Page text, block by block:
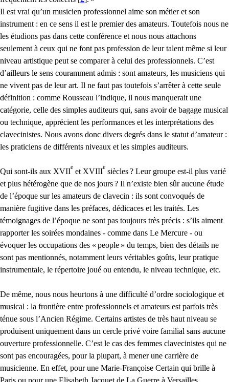
Il est vrai qu’un musicien professionnel aime son métier et son
instrument : en ce sens il est le premier des amateurs. Toutefois nous ne
les étudions pas dans cette conférence et nous nous attachons
seulement à ceux qui ne font pas profession de leur talent même si leur
niveau artistique peut se comparer à celui des professionnels. C’est
d’ailleurs le sens couramment admis : sont amateurs, les musiciens qui
ne vivent pas de leur art. Il ne faut pas toutefois s’arrêter à cette seule
définition : comme Rousseau l’indique, il nous manquerait une
catégorie, celle des simples auditeurs qui, sans avoir de bagage musical
ou technique, apprécient les performances et les interprétations des
clavecinistes. Nous avons donc divers degrés dans le statut d’amateur :
les praticiens de différents niveaux et les simples auditeurs.
Qui sont-ils aux XVII
e
et XVIII
e
siècles? Leur groupe est-il plus varié
et plus hétérogène que de nos jours? Il n’existe bien sûr aucune étude
de l’époque sur les amateurs de clavecin : ils sont convoqués de
manière fugitive dans les préfaces, dédicaces et les traités. Les
témoignages de l’époque ne sont pas toujours très précis : s’ils aiment
rapporter les soirées mondaines - comme dans Le Mercure - ou
évoquer les occupations des « people » du temps, bien des détails ne
sont pas mentionnés, notamment leurs véritables goûts, leur pratique
instrumentale, le répertoire joué ou entendu, le niveau technique, etc.
De même, nous nous heurtons à une difficulté d’ordre sociologique et
musical : la frontière entre professionnels et amateurs est parfois très
ténue sous l’Ancien Régime. Certains artistes de très haut niveau se
produisent uniquement dans un cercle privé voire familial sans aucune
ouverture professionnelle. C’est le cas des femmes clavecinistes qui ne
sont pas encouragées, pour la plupart, à mener une carrière de
musicienne. En effet, pour une Marie-Françoise Certain qui brille à